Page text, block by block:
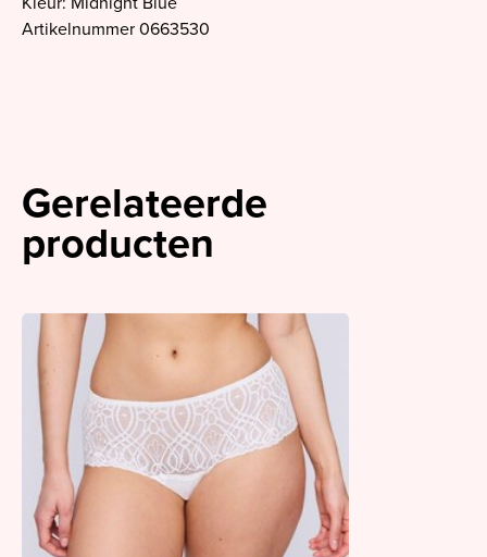
Artikelnummer 0663530
Gerelateerde
producten